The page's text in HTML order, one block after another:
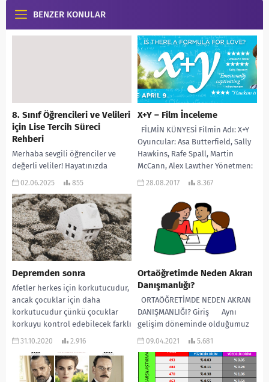
BENZER KONULAR
8. Sınıf Öğrencileri ve Velileri
için Lise Tercih Süreci
Rehberi
Merhaba sevgili öğrenciler ve
değerli veliler! Hayatınızda
önemli bir dönüm
seçimi, geleceğinizi
şekillendirecek en kritik
adımlardan biri....
02.06.2025 855
X+Y – Film İnceleme
FİLMİN KÜNYESİ Filmin Adı: X+Y
Oyuncular: Asa Butterfield, Sally
Hawkins, Rafe Spall, Martin
McCann, Alex Lawther Yönetmen:
Morgan Matthews...
28.08.2017 8.367
Depremden sonra
Afetler herkes için korkutucudur,
ancak çocuklar için daha
korkutucudur çünkü çocuklar
korkuyu kontrol edebilecek farklı
ve çeşitli teknikleri henüz
31.10.2020 2.916
Ortaöğretimde Neden Akran
Danışmanlığı?
ORTAÖĞRETİMDE NEDEN AKRAN
DANIŞMANLIĞI? Giriş Aynı
gelişim döneminde olduğumuz
kişiler akranlarımızdır. Birlikte
etkinlikte...
09.04.2021 5.681